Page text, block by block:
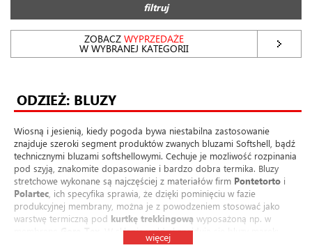
filtruj
ZOBACZWYPRZEDAŻE
W WYBRANEJ KATEGORII
ODZIEŻ: BLUZY
Wiosną i jesienią, kiedy pogoda bywa niestabilna zastosowanie
znajduje szeroki segment produktów zwanych bluzami Softshell, bądź
technicznymi bluzami softshellowymi. Cechuje je mozliwość rozpinania
pod szyją, znakomite dopasowanie i bardzo dobra termika. Bluzy
stretchowe wykonane są najczęściej z materiałów firm Pontetorto i
Polartec , ich specyfika sprawia, że dzięki pominięciu w fazie
produkcyjnej membrany, można je z powodzeniem stosować jako
warstwę termiczną pod kurtkę trekkingową wyposażoną np. w
. W sklepie weld.pl znajdują się bluzy marek:
The North Face. więcej